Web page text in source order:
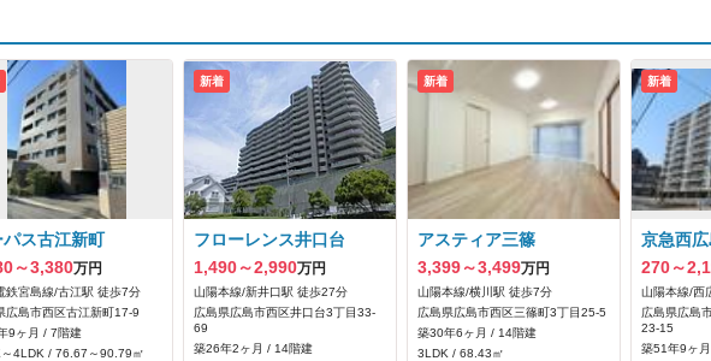
パス古江新町
～3,380万円
鉄宮島線/古江駅 徒歩7分
広島市西区古江新町17-9
9ヶ月 / 7階建
4LDK / 76.67～90.79㎡
新着
フローレンス井口台
1,490～2,990万円
山陽本線/新井口駅 徒歩27分
広島県広島市西区井口台3丁目33-
69
築26年2ヶ月 / 14階建
新着
アスティア三篠
3,399～3,499万円
山陽本線/横川駅 徒歩7分
広島県広島市西区三篠町3丁目25-5
築30年6ヶ月 / 14階建
3LDK / 68.43㎡
新着
京急西
270～
山陽本線/西
広島県広島
23-15
築51年9ヶ